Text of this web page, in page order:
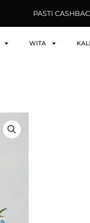
PASTI
WITA